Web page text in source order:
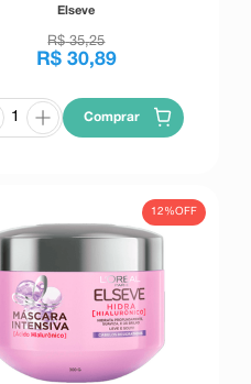
Elseve
R$ 35,25
R$ 30,89
Comprar
12%OFF